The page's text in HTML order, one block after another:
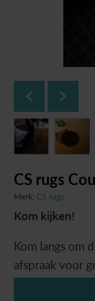
CS rugs
Merk: CS rugs
Kom kijken!
Kom langs om
afspraak voor